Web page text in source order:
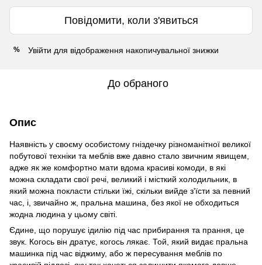
Повідомити, коли з'явиться
% Увійти для відображення накопичувальної знижки
До обраного
Опис
Наявність у своєму особистому гніздечку різноманітної великої
побутової техніки та меблів вже давно стало звичним явищем,
адже як же комфортно мати вдома красиві комоди, в які
можна складати свої речі, великий і місткий холодильник, в
який можна покласти стільки їжі, скільки вийде з'їсти за певний
час, і, звичайно ж, пральна машина, без якої не обходиться
жодна людина у цьому світі.
Єдине, що порушує ідилію під час прибирання та прання, це
звук. Когось він дратує, когось лякає. Той, який видає пральна
машинка під час віджиму, або ж пересування меблів по